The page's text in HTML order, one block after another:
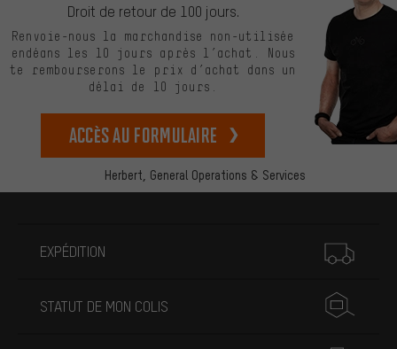
Herbert, General Operations & Services
Droit de retour de 100 jours.
Renvoie-nous la marchandise non-utilisée
endéans les 10 jours après l’achat. Nous
te rembourserons le prix d’achat dans un
délai de 10 jours.
Accès au formulaire
EXPÉDITION
STATUT DE MON COLIS